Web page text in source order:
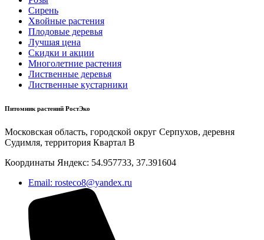
Сирень
Хвойные растения
Плодовые деревья
Лучшая цена
Скидки и акции
Многолетние растения
Лиственные деревья
Лиственные кустарники
Питомник растений РостЭко
Московская область, городской округ Серпухов, деревня
Судимля, территория Квартал В
Координаты Яндекс: 54.957733, 37.391604
Email: rosteco8@yandex.ru